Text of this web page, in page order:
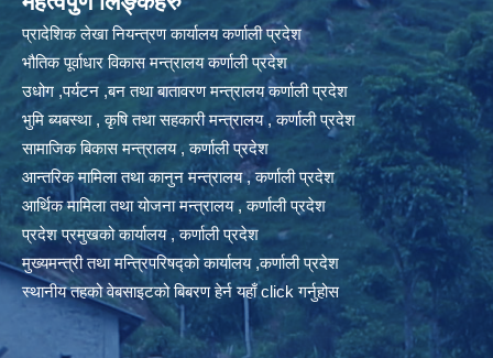
प्रादेशिक लेखा नियन्त्रण कार्यालय कर्णाली प्रदेश
भौतिक पूर्वाधार विकास मन्त्रालय कर्णाली प्रदेश
उधोग ,पर्यटन ,बन तथा बातावरण मन्त्रालय कर्णाली प्रदेश
भुमि ब्यबस्था , कृषि तथा सहकारी मन्त्रालय , कर्णाली प्रदेश
सामाजिक बिकास मन्त्रालय , कर्णाली प्रदेश
आन्तरिक मामिला तथा कानुन मन्त्रालय , कर्णाली प्रदेश
आर्थिक मामिला तथा योजना मन्त्रालय , कर्णाली प्रदेश
प्रदेश प्रमुखको कार्यालय , कर्णाली प्रदेश
मुख्यमन्त्री तथा मन्त्रिपरिषद्को कार्यालय ,कर्णाली प्रदेश
स्थानीय तहको वेबसाइटको बिबरण हेर्न यहाँ click गर्नुहोस